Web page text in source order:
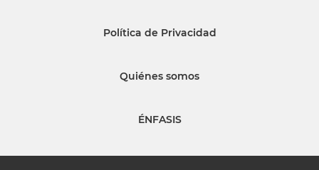
Política de Privacidad
Quiénes somos
ÉNFASIS